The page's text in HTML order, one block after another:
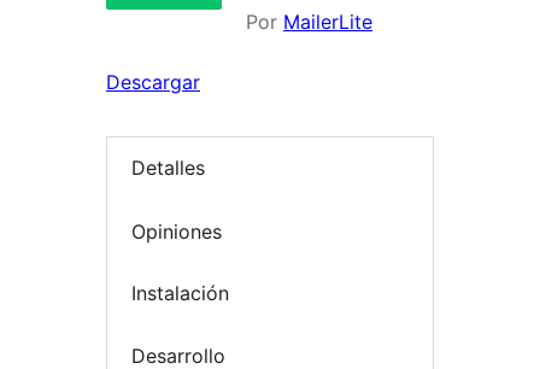
Por MailerLite
Descargar
Detalles
Opiniones
Instalación
Desarrollo